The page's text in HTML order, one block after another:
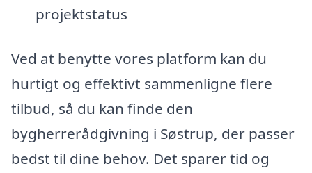
projektstatus
Ved at benytte vores platform kan du
hurtigt og effektivt sammenligne flere
tilbud, så du kan finde den
bygherrerådgivning i Søstrup, der passer
bedst til dine behov. Det sparer tid og